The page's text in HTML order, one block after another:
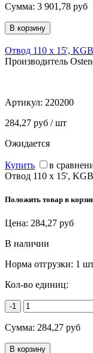
Сумма: 3 901,78 руб
Отвод 110 х 15', KGB
Производитель
Артикул: 220200
284,27 руб / шт
Ожидается
Купить в
Отвод 110 х 15', KGB
Положить товар в
Цена: 284,27 руб
В наличии
Норма отгрузки: 1
Кол-во единиц:
-1
Сумма: 284,27 руб